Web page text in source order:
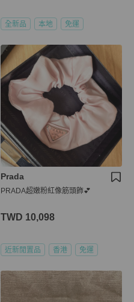
全新品 本地 免運
Prada
PRADA超嫩粉紅像筋頭飾💕
TWD 10,098
近新閒置品 香港 免運